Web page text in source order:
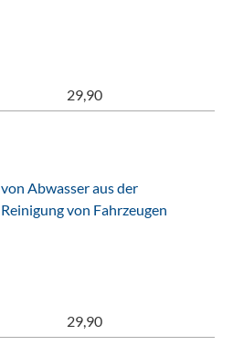
29,90
Abwasser aus der
von Fahrzeugen
29,90